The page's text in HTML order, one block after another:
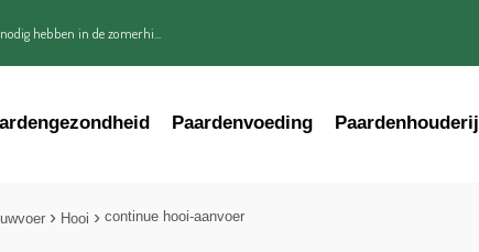
hebben in de zomerhi...
Paardenvoeding Paardenhouderij
Hooi continue hooi-aanvoer